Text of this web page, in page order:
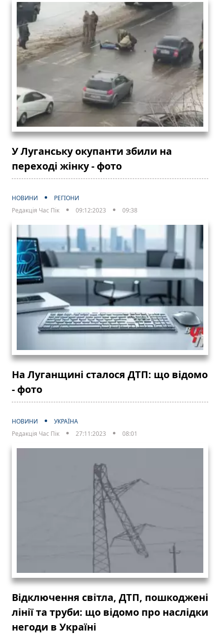
У Луганську окупанти збили на
переході жінку - фото
НОВИНИ
РЕГІОНИ
Редакція Час Пік
09:12:2023 09:38
На Луганщині сталося ДТП: що відомо
- фото
НОВИНИ
УКРАЇНА
Редакція Час Пік
27:11:2023 08:01
Відключення світла, ДТП, пошкоджені
лінії та труби: що відомо про наслідки
негоди в Україні